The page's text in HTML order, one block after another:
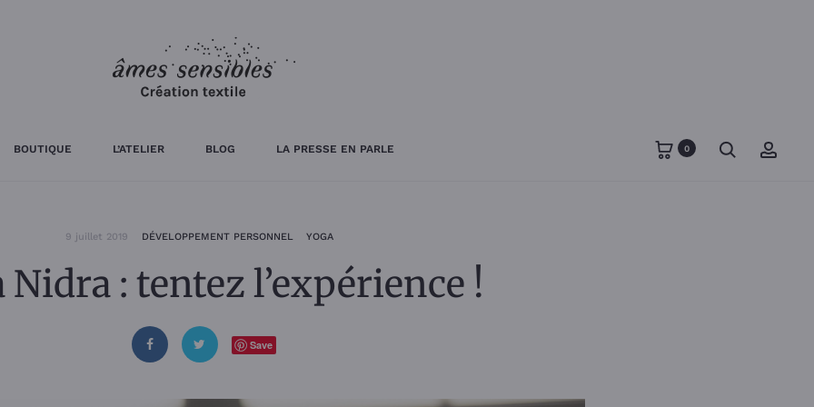
BOUTIQUE L’ATELIER BLOG LA PRESSE EN PARLE 0 Search
9 juillet 2019 DÉVELOPPEMENT PERSONNEL YOGA
Nidra : tentez l’expérience !
Save